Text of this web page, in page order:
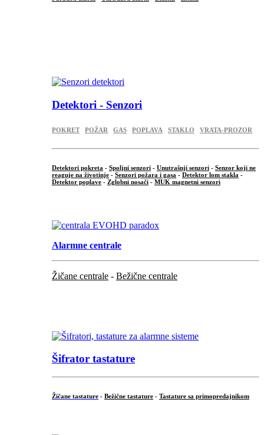
Detektori - Senzori
POKRET POŽAR GAS POPLAVA STAKLO VRATA-PROZOR
Detektori pokreta - Spoljni senzori - Unutrašnji senzori - Senzor koji ne
reaguje na životinje - Senzori požara i gasa - Detektor lom stakla -
Detektor poplave - Zglobni nosači - MUK magnetni senzori
Alarmne centrale
Žičane centrale - Bežične centrale
Šifrator tastature
Žičane tastature - Bežične tastature - Tastature sa primopredajnikom